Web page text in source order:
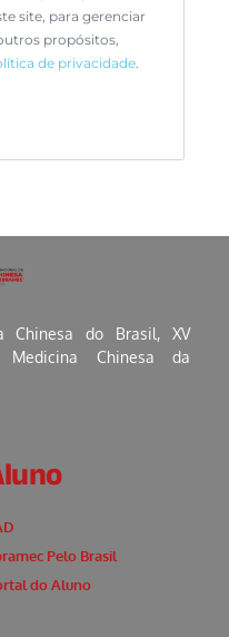
site, para gerenciar
propósitos,
de privacidade.
Chinesa do Brasil, XV
Medicina Chinesa da
Pelo Brasil
do Aluno